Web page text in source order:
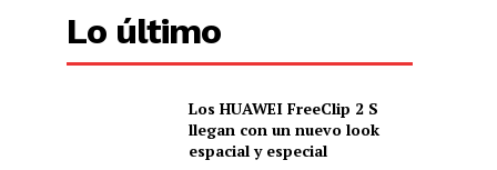
Lo último
Los HUAWEI FreeClip 2 S
llegan con un nuevo look
espacial y especial